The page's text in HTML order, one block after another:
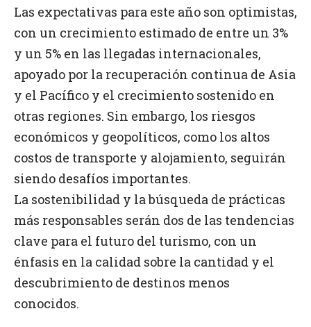
Las expectativas para este año son optimistas,
con un crecimiento estimado de entre un 3%
y un 5% en las llegadas internacionales,
apoyado por la recuperación continua de Asia
y el Pacífico y el crecimiento sostenido en
otras regiones. Sin embargo, los riesgos
económicos y geopolíticos, como los altos
costos de transporte y alojamiento, seguirán
siendo desafíos importantes.
La sostenibilidad y la búsqueda de prácticas
más responsables serán dos de las tendencias
clave para el futuro del turismo, con un
énfasis en la calidad sobre la cantidad y el
descubrimiento de destinos menos
conocidos.